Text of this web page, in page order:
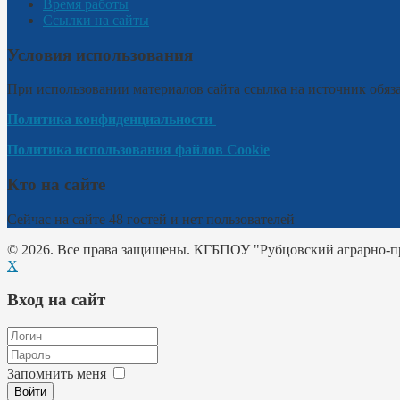
Время работы
Ссылки на сайты
Условия использования
При использовании материалов сайта ссылка на источник
Политика конфиденциальности
Политика использования файлов Cookie
Кто на сайте
Сейчас на сайте 48 гостей и нет пользователей
© 2026. Все права защищены. КГБПОУ "Рубцовский аграрно-
X
Вход на сайт
Запомнить меня
Войти